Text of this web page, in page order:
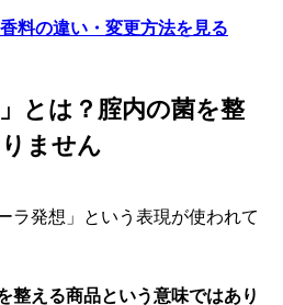
料の違い・変更方法を見る
とは？腟内の菌を整
ません
ラ発想」という表現が使われて
整える商品という意味ではあり